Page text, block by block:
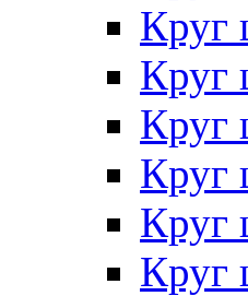
Круг
Круг
Круг
Круг
Круг
Круг